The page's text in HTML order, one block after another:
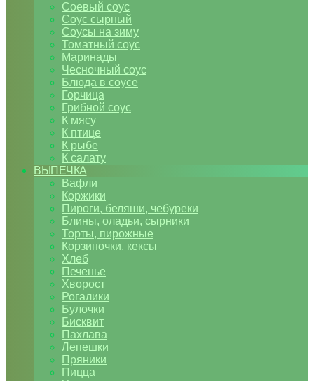
Соевый соус
Соус сырный
Соусы на зиму
Томатный соус
Маринады
Чесночный соус
Блюда в соусе
Горчица
Грибной соус
К мясу
К птице
К рыбе
К салату
ВЫПЕЧКА
Вафли
Коржики
Пироги, беляши, чебуреки
Блины, оладьи, сырники
Торты, пирожные
Корзиночки, кексы
Хлеб
Печенье
Хворост
Рогалики
Булочки
Бисквит
Пахлава
Лепешки
Пряники
Пицца